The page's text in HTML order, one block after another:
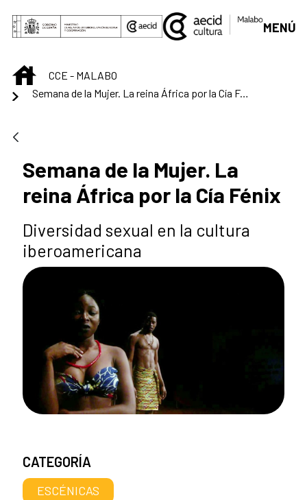
Saltar al contenido principal
MENÚ
INICIOCCE - MALABO
Semana de la Mujer. La reina África por la Cía Fénix
Semana de la Mujer. La
reina África por la Cía Fénix
Diversidad sexual en la cultura
iberoamericana
CATEGORÍA
ESCÉNICAS